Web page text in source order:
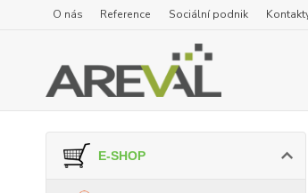
O nás Reference Sociální podnik
E-SHOP